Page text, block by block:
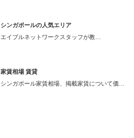
シンガポールの人気エリア
エイブルネットワークスタッフが教…
家賃相場 賃貸
シンガポール家賃相場、掲載家賃について価…